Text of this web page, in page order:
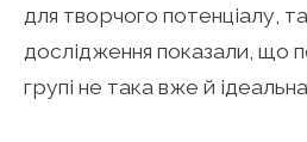
для творчого потенціалу,
дослідження показали, що
групі не така вже й